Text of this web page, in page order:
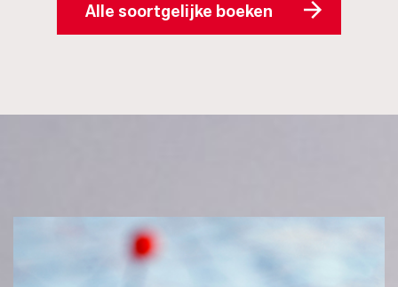
Alle soortgelijke boeken